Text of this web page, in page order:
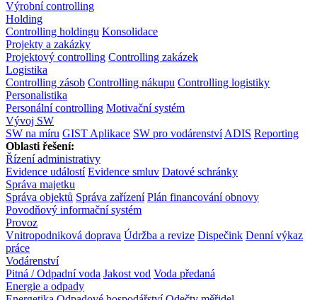
Výrobní controlling
Holding
Controlling holdingu Konsolidace
Projekty a zakázky
Projektový controlling Controlling zakázek
Logistika
Controlling zásob Controlling nákupu Controlling logistiky
Personalistika
Personální controlling Motivační systém
Vývoj SW
SW na míru GIST Aplikace SW pro vodárenství ADIS Reporting
Oblasti řešení:
Řízení administrativy
Evidence událostí Evidence smluv Datové schránky
Správa majetku
Správa objektů Správa zařízení Plán financování obnovy
Povodňový informační systém
Provoz
Vnitropodniková doprava Údržba a revize Dispečink Denní výkaz
práce
Vodárenství
Pitná / Odpadní voda Jakost vod Voda předaná
Energie a odpady